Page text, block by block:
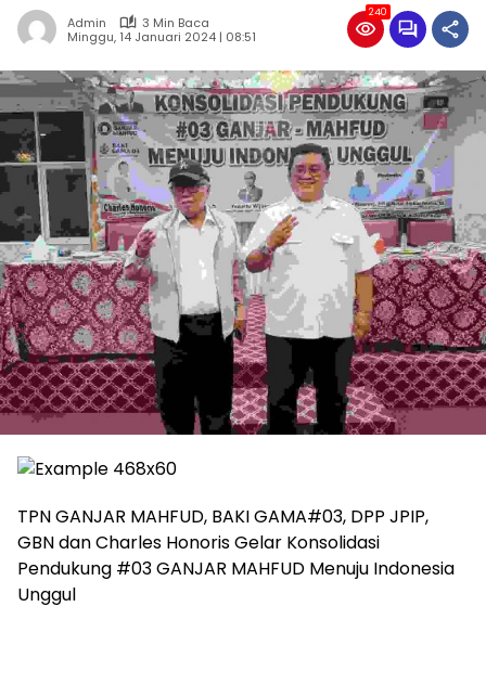
Admin
3 Min Baca
Minggu, 14 Januari 2024 | 08:51
240
TPN GANJAR MAHFUD, BAKI GAMA#03, DPP JPIP,
GBN dan Charles Honoris Gelar Konsolidasi
Pendukung #03 GANJAR MAHFUD Menuju Indonesia
Unggul